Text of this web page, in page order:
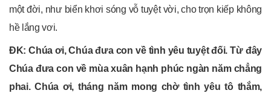
một đời, như biển khơi sóng vỗ tuyệt vời, cho trọn kiếp không
hề lắng vơi.
ÐK: Chúa ơi, Chúa đưa con về tình yêu tuyệt đối. Từ đây
Chúa đưa con về mùa xuân hạnh phúc ngàn năm chẳng
phai. Chúa ơi, tháng năm mong chờ tình yêu tô thắm,